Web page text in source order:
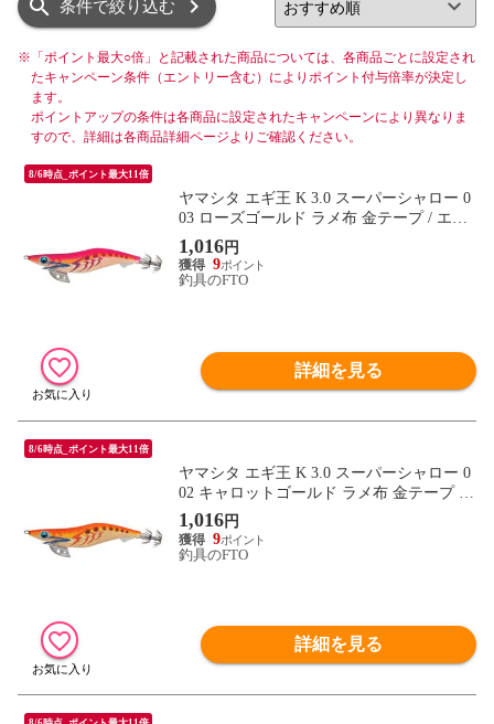
条件で絞り込む
※ 「ポイント最大○倍」と記載された商品については、各商品ごとに設定され
たキャンペーン条件（エントリー含む）によりポイント付与倍率が決定し
ます。
ポイントアップの条件は各商品に設定されたキャンペーンにより異なりま
すので、詳細は各商品詳細ページよりご確認ください。
8/6時点_ポイント最大11倍
ヤマシタ エギ王 K 3.0 スーパーシャロー 0
03 ローズゴールド ラメ布 金テープ / エギ
2019年 新製品 エギング 定番 アオリイカ
1,016円
9
釣具のFTO
詳細を見る
8/6時点_ポイント最大11倍
ヤマシタ エギ王 K 3.0 スーパーシャロー 0
02 キャロットゴールド ラメ布 金テープ /
エギ 2019年 新製品 エギング 定番 アオリ
イカ
1,016円
9
釣具のFTO
詳細を見る